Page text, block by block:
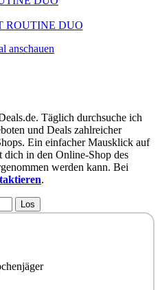
anschauen
Täglich durchsuche ich
und Deals zahlreicher
Ein einfacher Mausklick auf
in den Online-Shop des
werden kann. Bei
.
Los